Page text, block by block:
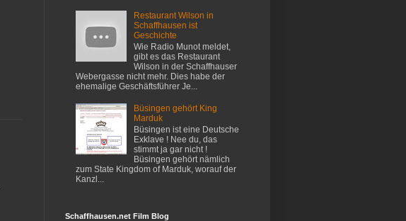
Restaurant Wilson in
Schaffhausen ist
Geschichte
Wie Radio Munot meldet,
gibt es das Restaurant
Wilson in der Schaffhauser
Webergasse nicht mehr. Dies habe der
ehemalige Geschäftsführer Je...
Büsingen gehört King
Marduk
Büsingen ist eine Deutsche
Exklave ! Nee du, das
stimmt ja gar nicht !
Büsingen gehört nämlich
zum State Kingdom of Marduk, worauf der
Kanzl...
Schaffhausen.net Film Blog